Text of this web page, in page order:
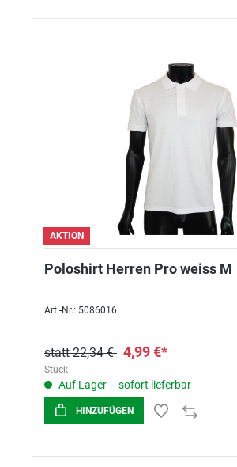
AKTION
Poloshirt Herren Pro weiss M
Art.-Nr.: 5086016
statt 22,34 € 4,99 €*
Stück
Auf Lager – sofort lieferbar
HINZUFÜGEN